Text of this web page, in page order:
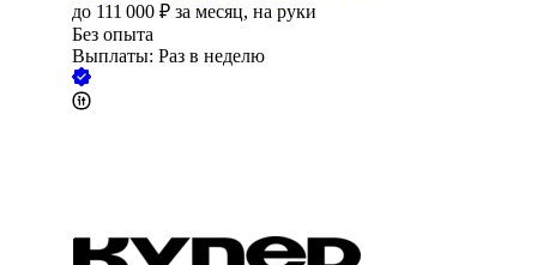
до 111 000 ₽ за месяц, на руки
Без опыта
Выплаты: Раз в неделю